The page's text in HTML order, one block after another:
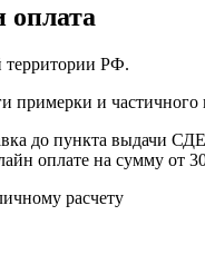
оплата
территории РФ.
примерки и частичного
до пункта выдачи
оплате на сумму от
расчету